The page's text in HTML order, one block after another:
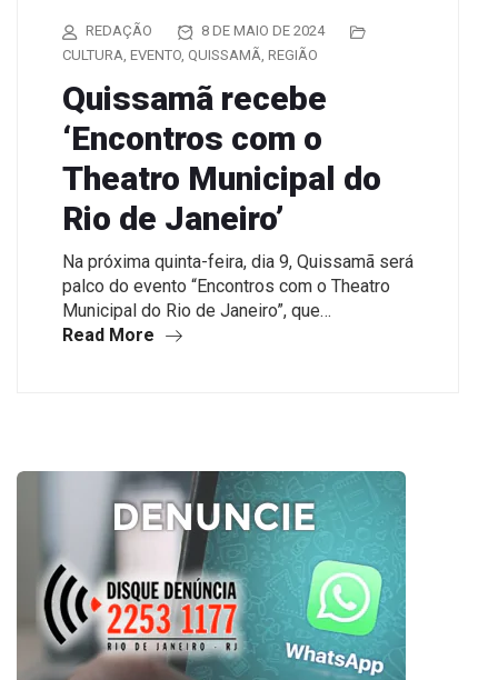
REDAÇÃO
8 DE MAIO DE 2024
CULTURA, EVENTO, QUISSAMÃ, REGIÃO
Quissamã recebe
‘Encontros com o
Theatro Municipal do
Rio de Janeiro’
Na próxima quinta-feira, dia 9, Quissamã será
palco do evento “Encontros com o Theatro
Municipal do Rio de Janeiro”, que…
Read More